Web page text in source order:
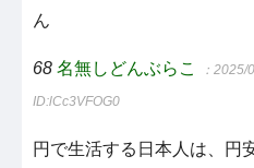
ん
68 名無しどんぶらこ ：
ID:lCc3VFOG0
円で生活する日本人は、円